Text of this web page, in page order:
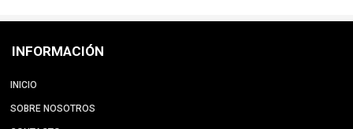
INFORMACIÓN
INICIO
SOBRE NOSOTROS